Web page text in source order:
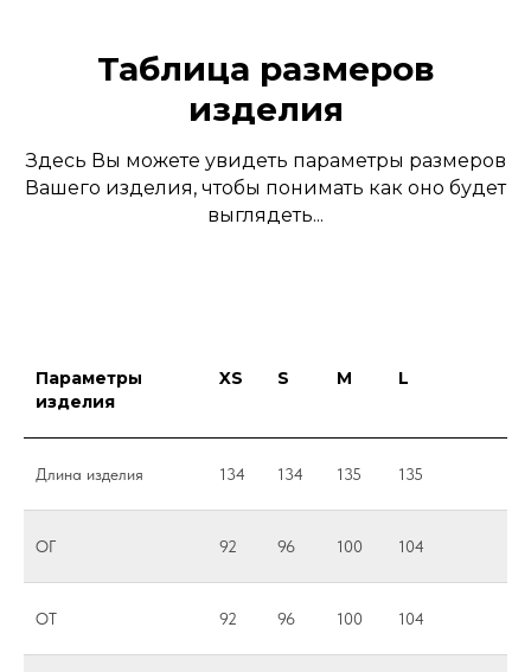
Таблица размеров
изделия
Здесь Вы можете увидеть параметры размеров
Вашего изделия, чтобы понимать как оно будет
выглядеть...
Параметры
изделия
XS S M L
Длина изделия 134 134 135 135
ОГ 92 96 100 104
ОТ 92 96 100 104